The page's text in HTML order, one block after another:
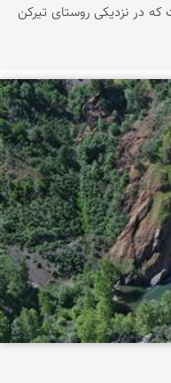
که در نزدیکی روستای تیرکن